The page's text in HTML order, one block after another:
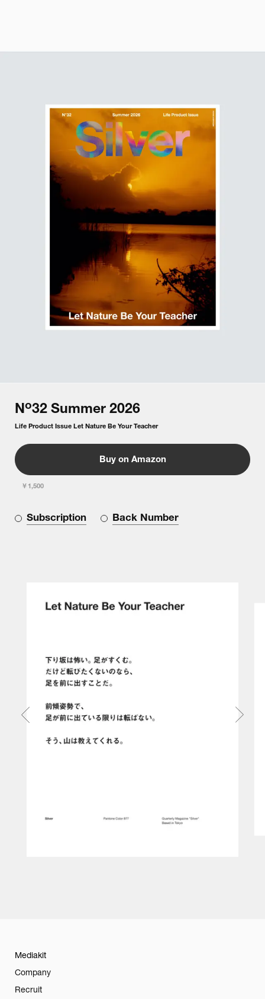
No32 Summer 2026
Life Product Issue Let Nature Be Your Teacher
Buy on Amazon
￥1,500
Subscription Back Number
Mediakit
Company
Recruit